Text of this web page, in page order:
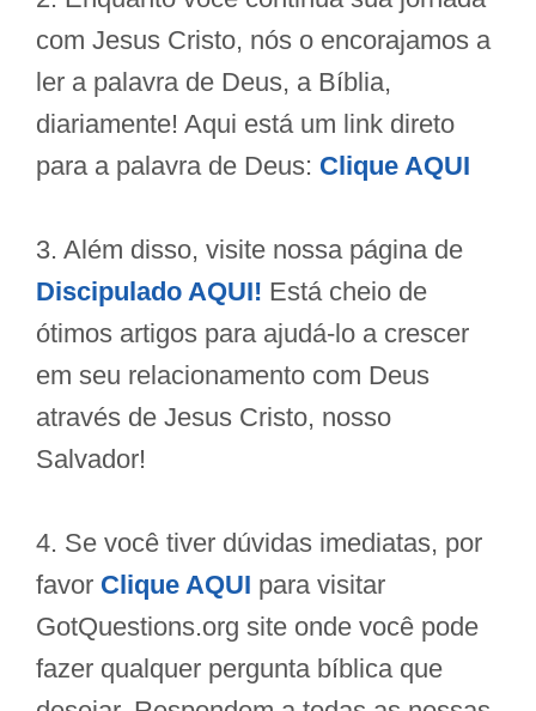
com Jesus Cristo, nós o encorajamos a
ler a palavra de Deus, a Bíblia,
diariamente! Aqui está um link direto
para a palavra de Deus: Clique AQUI
3. Além disso, visite nossa página de
Discipulado AQUI! Está cheio de
ótimos artigos para ajudá-lo a crescer
em seu relacionamento com Deus
através de Jesus Cristo, nosso
Salvador!
4. Se você tiver dúvidas imediatas, por
favor Clique AQUI para visitar
GotQuestions.org site onde você pode
fazer qualquer pergunta bíblica que